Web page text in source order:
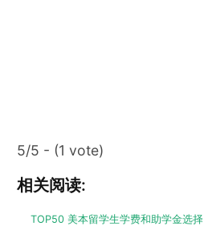
5/5 - (1 vote)
相关阅读:
TOP50 美本留学生学费和助学金选择